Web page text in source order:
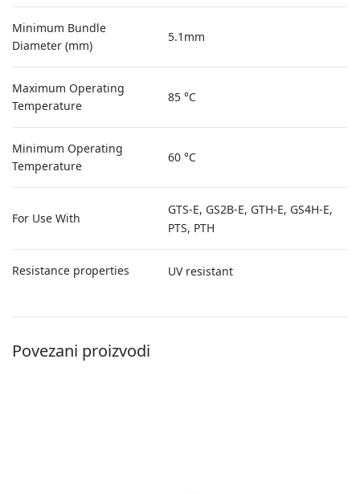
Minimum Bundle
Diameter (mm)
5.1mm
Maximum Operating
Temperature
85 °C
Minimum Operating
Temperature
60 °C
For Use With
GTS-E, GS2B-E, GTH-E, GS4H-E,
PTS, PTH
Resistance properties UV resistant
Povezani proizvodi